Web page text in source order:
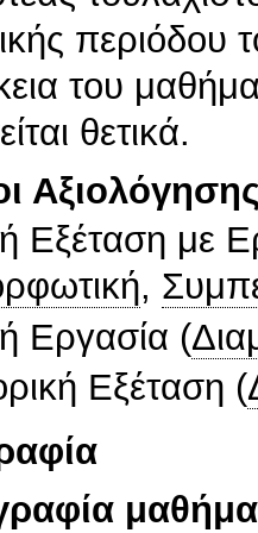
του
θετικά.
Εξέταση με
,
Εργασία (
Εξέταση (